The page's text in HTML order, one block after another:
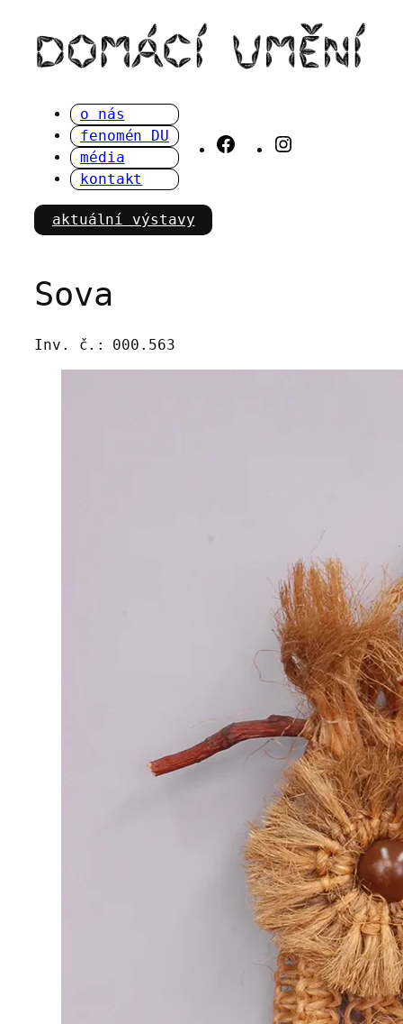
obsah
o nás
fenomén DU
média
kontakt
Facebook
aktuální výstavy
Sova
Inv. č.: 000.563